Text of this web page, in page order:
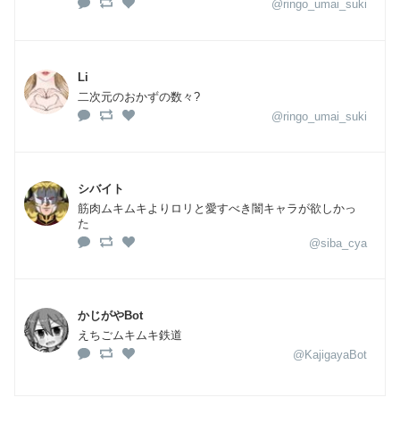
@ringo_umai_suki
Li
二次元のおかずの数々?
@ringo_umai_suki
シバイト
筋肉ムキムキよりロリと愛すべき闇キャラが欲しかっ
た
@siba_cya
かじがやBot
えちごムキムキ鉄道
@KajigayaBot